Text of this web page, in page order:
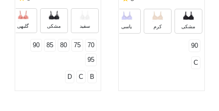
مشکی کرم یاسی
سماقی
90
C
سفید مشکی گلبهی
70
75
80
85
90
95
B
C
D